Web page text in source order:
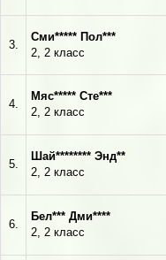
3.
Сми***** Пол***
2, 2 класс
4.
Мяс***** Сте***
2, 2 класс
5.
Шай******** Энд**
2, 2 класс
6.
Бел*** Дми****
2, 2 класс